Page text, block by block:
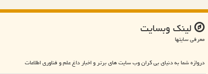
لینك وبسایت
معرفی سایتها
دروازه شما به دنیای بی کران وب سایت های برتر و اخبار داغ علم و فناوری اطلاعات